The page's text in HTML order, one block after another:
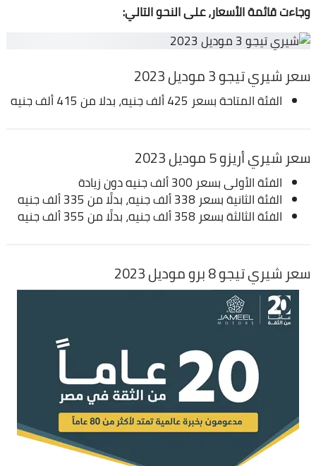
وجاءت قائمة الأسعار، على النحو التالي:
سعر شيري تيجو 3 موديل 2023
الفئة المتاحة بسعر 425 ألف جنيه، بدلا من 415 ألف جنيه
سعر شيري أريزو 5 موديل 2023
الفئة الأولى بسعر 300 ألف جنيه دون زيادة
الفئة الثانية بسعر 338 ألف جنيه، بدلًا من 335 ألف جنيه
الفئة الثالثة بسعر 358 ألف جنيه، بدلًا من 355 ألف جنيه
سعر شيري تيجو 8 برو موديل 2023